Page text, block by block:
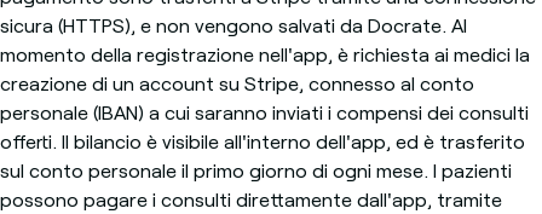
sicura (HTTPS), e non vengono salvati da Docrate. Al
momento della registrazione nell'app, è richiesta ai medici la
creazione di un account su Stripe, connesso al conto
personale (IBAN) a cui saranno inviati i compensi dei consulti
offerti. Il bilancio è visibile all'interno dell'app, ed è trasferito
sul conto personale il primo giorno di ogni mese. I pazienti
possono pagare i consulti direttamente dall'app, tramite